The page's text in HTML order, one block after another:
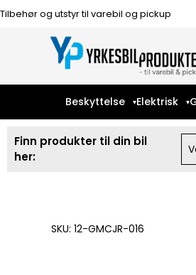
Tilbehør og utstyr til varebil og pickup
Beskyttelse Elektrisk
Finn produkter til din bil
her:
SKU: 12-GMCJR-016